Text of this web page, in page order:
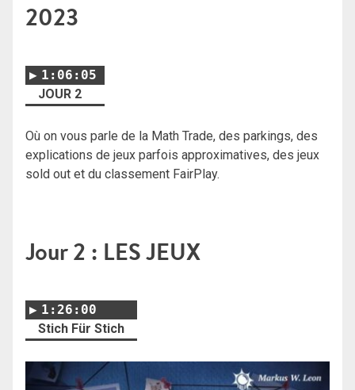
2023
1:06:05
JOUR 2
Où on vous parle de la Math Trade, des parkings, des
explications de jeux parfois approximatives, des jeux
sold out et du classement FairPlay.
Jour 2 : LES JEUX
1:26:00
Stich Für Stich